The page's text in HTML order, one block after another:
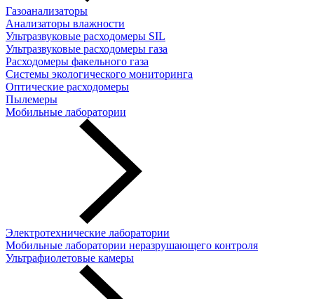
Газоанализаторы
Анализаторы влажности
Ультразвуковые расходомеры SIL
Ультразвуковые расходомеры газа
Расходомеры факельного газа
Системы экологического мониторинга
Оптические расходомеры
Пылемеры
Мобильные лаборатории
Электротехнические лаборатории
Мобильные лаборатории неразрушающего контроля
Ультрафиолетовые камеры